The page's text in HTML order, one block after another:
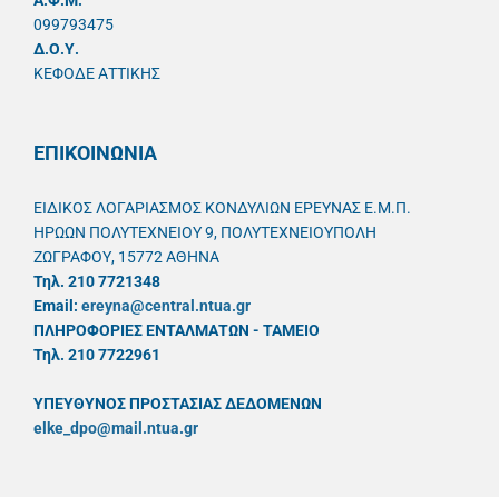
099793475
Δ.Ο.Υ.
ΚΕΦΟΔΕ ΑΤΤΙΚΗΣ
ΕΠΙΚΟΙΝΩΝΙΑ
ΕΙΔΙΚΟΣ ΛΟΓΑΡΙΑΣΜΟΣ ΚΟΝΔΥΛΙΩΝ ΕΡΕΥΝΑΣ Ε.Μ.Π.
ΗΡΩΩΝ ΠΟΛΥΤΕΧΝΕΙΟΥ 9, ΠΟΛΥΤΕΧΝΕΙΟΥΠΟΛΗ
ΖΩΓΡΑΦΟΥ, 15772 ΑΘΗΝΑ
Τηλ. 210 7721348
Email: ereyna@central.ntua.gr
ΠΛΗΡΟΦΟΡΙΕΣ ΕΝΤΑΛΜΑΤΩΝ - ΤΑΜΕΙΟ
Τηλ. 210 7722961
ΥΠΕΥΘYΝΟΣ ΠΡΟΣΤΑΣΙΑΣ ΔΕΔΟΜΕΝΩΝ
elke_dpo@mail.ntua.gr